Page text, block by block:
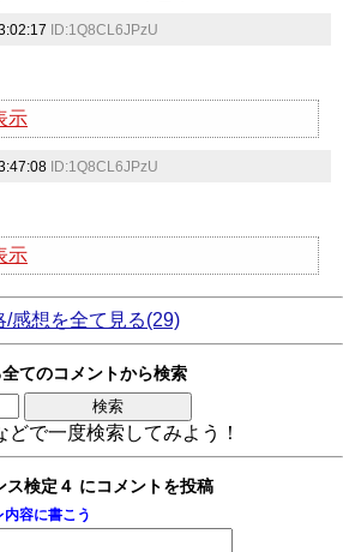
ID:1Q8CL6JPzU
示
ID:1Q8CL6JPzU
示
/感想を全て見る(29)
てのコメントから検索
で一度検索してみよう！
ス検定４ にコメントを投稿
容に書こう